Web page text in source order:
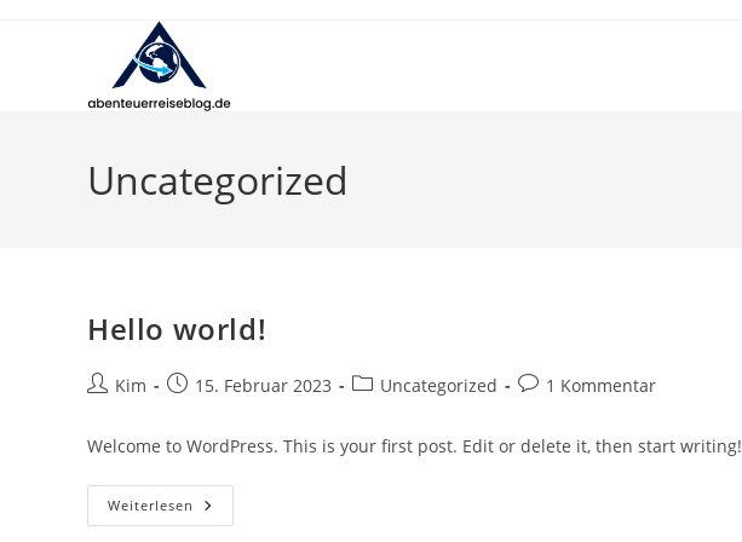
Uncategorized
Hello world!
Beitrags-
Kim
Beitrag15. Februar 2023
Beitrags-
Uncategorized
Beitrags-
1 Kommentar
Welcome to WordPress. This is your first post. Edit or delete it, then start writing!
Weiterlesen Hello
World!